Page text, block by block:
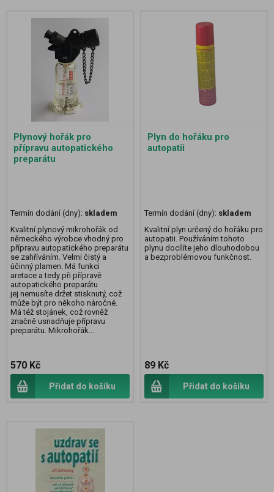
Plynový hořák pro
přípravu autopatického
preparátu
Termín dodání (dny): skladem
Kvalitní plynový mikrohořák od
německého výrobce vhodný pro
přípravu autopatického preparátu
se zahříváním. Velmi čistý a
účinný plamen. Má funkci
aretace a tedy při přípravě
autopatického preparátu
jej nemusíte držet stisknutý, což
může být pro někoho náročné.
Má též stojánek, což rovněž
značně usnadňuje přípravu
preparátu. Mikrohořák...
570 Kč
Přidat do košíku
Plyn do hořáku pro
autopatii
Termín dodání (dny): skladem
Kvalitní plyn určený do hořáku pro
autopatii. Používáním tohoto
plynu docílíte jeho dlouhodobou
a bezproblémovou funkčnost.
89 Kč
Přidat do košíku